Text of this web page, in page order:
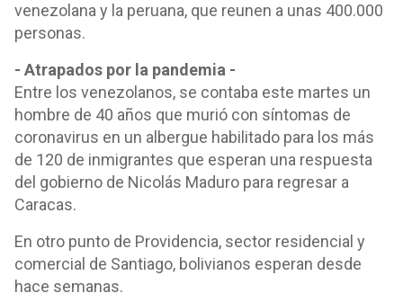
venezolana y la peruana, que reunen a unas 400.000
personas.
- Atrapados por la pandemia -
Entre los venezolanos, se contaba este martes un
hombre de 40 años que murió con síntomas de
coronavirus en un albergue habilitado para los más
de 120 de inmigrantes que esperan una respuesta
del gobierno de Nicolás Maduro para regresar a
Caracas.
En otro punto de Providencia, sector residencial y
comercial de Santiago, bolivianos esperan desde
hace semanas.